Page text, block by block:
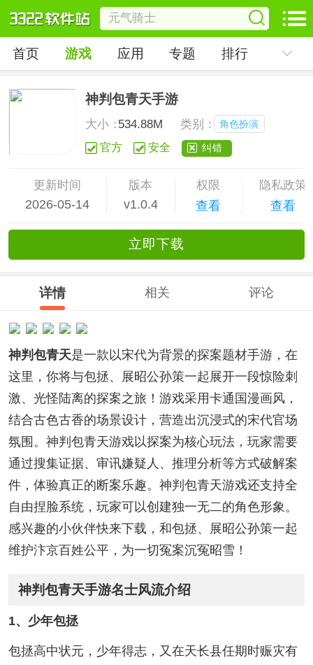
首页 游戏 应用 专题 排行
神判包青天手游
大小：534.88M 类别： 角色扮演
官方 安全 纠错
更新时间
2026-05-14
版本
v1.0.4
权限
查看
隐私政策
查看
立即下载
详情 相关 评论
神判包青天是一款以宋代为背景的探案题材手游，在
这里，你将与包拯、展昭公孙策一起展开一段惊险刺
激、光怪陆离的探案之旅！游戏采用卡通国漫画风，
结合古色古香的场景设计，营造出沉浸式的宋代官场
氛围。神判包青天游戏以探案为核心玩法，玩家需要
通过搜集证据、审讯嫌疑人、推理分析等方式破解案
件，体验真正的断案乐趣。神判包青天游戏还支持全
自由捏脸系统，玩家可以创建独一无二的角色形象。
感兴趣的小伙伴快来下载，和包拯、展昭公孙策一起
维护汴京百姓公平，为一切冤案沉冤昭雪！
神判包青天手游名士风流介绍
1、少年包拯
包拯高中状元，少年得志，又在天长县任期时赈灾有